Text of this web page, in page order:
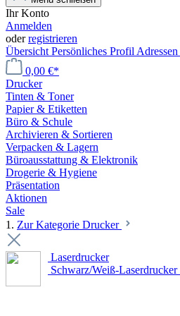
Ihr Konto
Anmelden
oderregistrieren
Übersicht Persönliches Profil Adressen
0,00 €*
Drucker
Tinten & Toner
Papier & Etiketten
Büro & Schule
Archivieren & Sortieren
Verpacken & Lagern
Büroausstattung & Elektronik
Drogerie & Hygiene
Präsentation
Aktionen
Sale
1. Zur Kategorie Drucker
Laserdrucker
Schwarz/Weiß-Laserdrucker